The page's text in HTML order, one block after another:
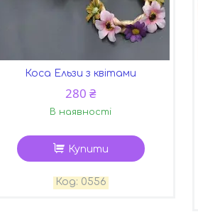
Коса Ельзи з квітами
280 ₴
В наявності
Купити
0556